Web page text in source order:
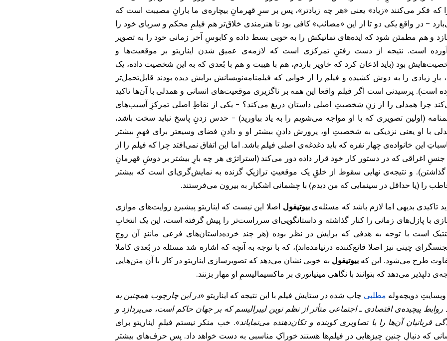
که فکر می‌کنند «زیاد» یعنی «هر چه زیادتر»، پس بر سرِ قهرمانِ بیچاره‌ی ما بارانِ مصیبت است که
– در واقع یکی دو تا از این «مصائب» کافی بود تا هنرمندی خلاق‌تر هم فیلمِ محکم و سرپای خود را
و هم مطمئن شود که ایده‌های تماتیکش را به خوبی بسط داده و کابوسِ آخر زمانی خود را به تصویر
است. نتیجه از دست رفتنِ تمرکزی است که لازمه‌ی عمیق شدن ایناریتو بر موقعیت‌ها و
بود (باید اذعان کرد که خاویر باردم، هم با هیبت و هم با بُعدی که به این شخصیت داده، یک
بارِ زیادی را به دوش کشیده و فیلم را از خوابی که فیلمنامه‌نویسانش برایش دیده بودند قابل‌تحمل‌تر
است). پرسیدنی است اگر فیلم واقعا این همه بر ناگزیری موقعیت‌های انسانی و همدلی با آن‌ها تاکید
چرا همدلی را از زنِ شخصیتِ اصلی داستان دریغ می‌کند؟ - یکی از نقاطِ اصلی تمرکزِ آسیب‌های
(اولین تصویری که با او مواجه می‌شویم را به یاد بیاورید) - حدس زدنِ پاسخ نباید سخت باشد،
با او یعنی نزدیکی به شخصیتِ او، پرورش دادنِ بیشتر او و دادنِ فضای وسیعتر برای فهمِ بیشتر
این خانواده‌ی چهار نفره که باید دغدغه‌ی اصلی فیلم باشد. اما این اتفاق نمی‌افتد چرا که فیلم را از
جنسِ اغراقی که در دستور کار خود قرار داده دور می‌کند (استراتژی هر چه بارِ بیشتر بر دوشِ قهرمانِ
گذاشتن). و نتیجه‌ی نهایی سقوط از خلقِ یک موقعیتِ تراژیکِ گزنده به نمایش‌گری‌ای است که بیشتر
را (یا حداقل در سینمایی که من دیدم) با چشمانی اشکبار به بیرون می‌فرستند.
تاکیدی بدیهی اما لازم باشد که مسئله‌یبیوتیفول اصلا این نیست که ایناریتو پیشبردِ‌ روایت‌های موازی
بازی با پازل‌های زمانی را کنار گذاشته و داستانگویی‌ای سرراست‌تر را پیش گرفته است، این یک انتخابِ
است با توجه به هدفی که برایش در نظر بوده (هر چند خرده‌داستان‌های فرعی مانندِ آن زوجِ
چینی نیز اصلا قانع‌کننده درنیامده‌اند)، که با توجه به آنچه که اشاره شد مسئله در بُعدی کاملا
طرح می‌شود. این کهبیوتیفول به خوبی نشان می‌دهد که تصویرسازی ایناریتو در کار با آن متن‌هایی
دلپذیر می‌دهد که بتوانند با نگاهی مینیاتوری بر ماکسیمالیسمِ او مهار بزنند.
دویچه‌وله مطلبی چاپ شده در ستایش فیلم با این نتیجه که ایناریتو «در این چارچوب همچنین به
روابط پیچیده‌ی اقتصادی ـ اجتماعی متأثر از نظم نوین لیبرالیسم که بر جهان حاکم است، می‌پردازد و
قربانیان آن‌‌ها را با تصاویری کوبنده و تکان‌دهنده می‌نمایاند». خب منکر نیستم فیلمِ ایناریتو برای
که دنبالِ چنین چیزهایی در فیلم‌ها هستند خوراکِ مناسبی به دست خواهد داد. پس حرف‌های بیشتر